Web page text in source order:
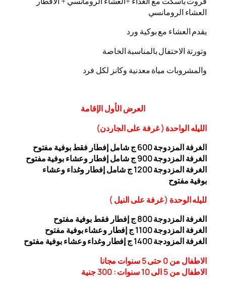
العشاء الرومانسي
يقدم العشاء مع بوكية ورد
وتورتة الاحتفال بالمناسبة الخاصة
والمشروبات مياة معدنية وكانز لكل فرد
العرضالأولالإقامة
الليله الواحدة ( غرفة على الجاردن)
الغرفة المزدوجة
600 ج شامل إفطار فقط بوفية مفتوح
الغرفة المزدوجة 900 ج شامل إفطار وعشاء بوفية مفتوح
الغرفة المزدوجة 1200 ج شامل إفطار وغداء وعشاء
بوفيةمفتوح
لليله الوحدة (غرفة على النيل)
الغرفة المزدوجة
800
ج إفطار فقط بوفية مفتوح
الغرفة المزدوجة 1
100 ج إفطار وعشاء بوفية مفتوح
الغرفة المزودجة 1
400 ج إفطار وغداء وعشاء بوفية مفتوح
الاطفال من 0 حتى 5 سنوات مجانا
الاطفال من 5 الى 10 سنوات : 300
جنية